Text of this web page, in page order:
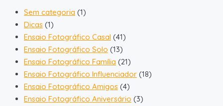
Sem categoria (1)
Dicas (1)
Ensaio Fotográfico Casal (41)
Ensaio Fotográfico Solo (13)
Ensaio Fotográfico Família (21)
Ensaio Fotográfico Influenciador (18)
Ensaio Fotográfico Amigos (4)
Ensaio Fotográfico Aniversário (3)